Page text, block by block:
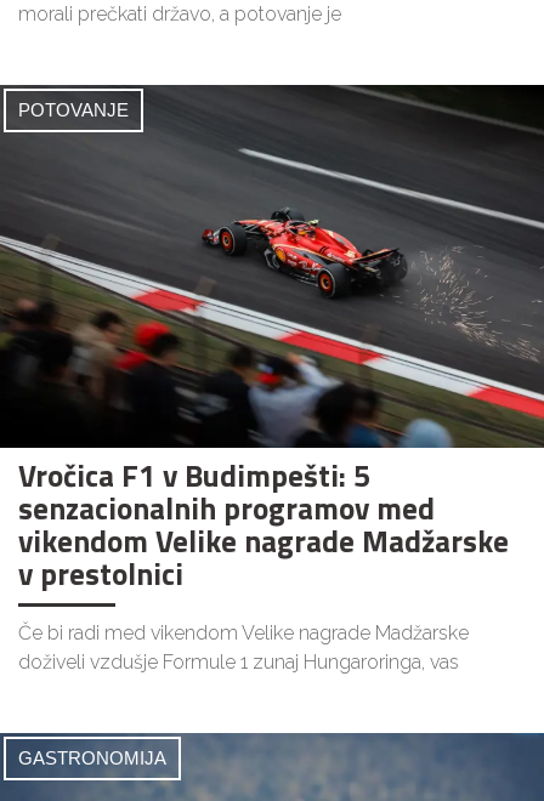
morali prečkati državo, a potovanje je
POTOVANJE
Vročica F1 v Budimpešti: 5
senzacionalnih programov med
vikendom Velike nagrade Madžarske
v prestolnici
Če bi radi med vikendom Velike nagrade Madžarske
doživeli vzdušje Formule 1 zunaj Hungaroringa, vas
GASTRONOMIJA